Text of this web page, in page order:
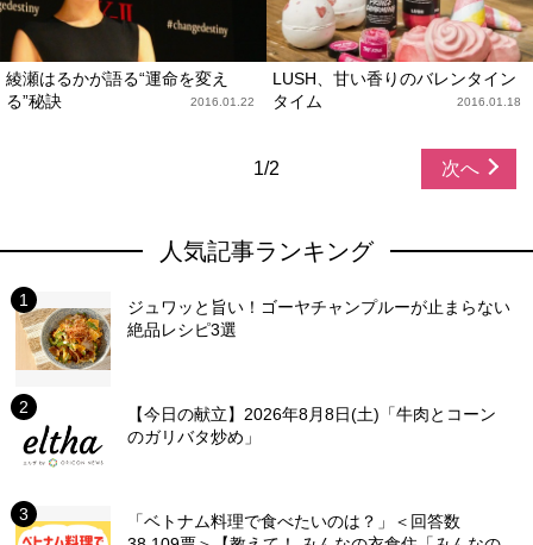
綾瀬はるかが語る“運命を変え
る”秘訣
2016.01.22
LUSH、甘い香りのバレンタイン
タイム
2016.01.18
1/2 次へ
人気記事ランキング
ジュワッと旨い！ゴーヤチャンプルーが止まらない
絶品レシピ3選
【今日の献立】2026年8月8日(土)「牛肉とコーン
のガリバタ炒め」
「ベトナム料理で食べたいのは？」＜回答数